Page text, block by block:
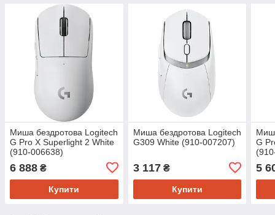
Миша бездротова Logitech
G Pro X Superlight 2 White
(910-006638)
6 888 ₴
Купити
Миша бездротова Logitech
G309 White (910-007207)
3 117₴
Купити
G
5